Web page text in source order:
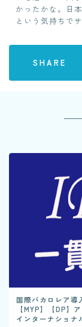
かったかな。日
という気持ちで
SHARE
国際バカロレア導
【MYP】【DP】
インターナショナ